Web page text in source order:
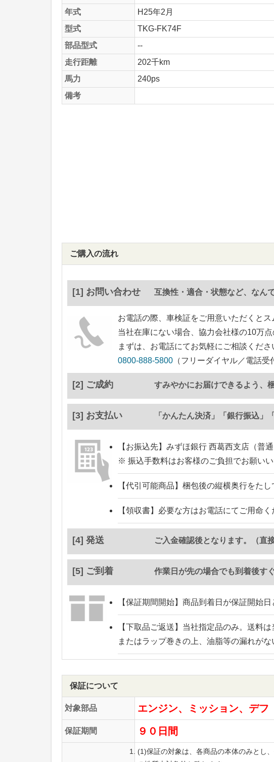
年式
H25年2月
型式
TKG-FK74F
部品型式
--
走行距離
202千km
馬力
240ps
備考
ご購入の流れ
[1] お問い合わせ 互換性・適合・状態など、なん
お電話の際、車検証をご用意いただくとス
当社在庫にない場合、協力会社様の10万
まずは、お電話にてお気軽にご相談くださ
0800-888-5800 （フリーダイヤル／電話
[2] ご成約 すみやかにお届けできるよう、
[3] お支払い 「かんたん決済」「銀行振込」
【お振込先】 みずほ銀行 西葛西支店（普
※ 振込手数料はお客様のご負担でお願いい
【代引可能商品】 梱包後の縦横奥行をた
【領収書】 必要な方はお電話にてご用命く
[4] 発送 ご入金確認後となります。（直
[5] ご到着 作業日が先の場合でも到着後す
【保証期間開始】 商品到着日が保証開始日
【下取品ご返送】 当社指定品のみ。送料
またはラップ巻きの上、油脂等の漏れがな
保証について
対象部品 エンジン、ミッション、デフ
保証期間 ９０日間
(1)保証の対象は、各商品の本体のみとし